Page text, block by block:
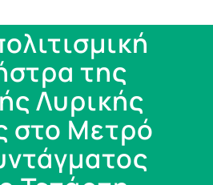
της
Λυρικής
στο Μετρό